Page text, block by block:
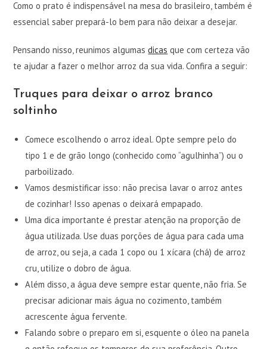
Como o prato é indispensável na mesa do brasileiro, também é
essencial saber prepará-lo bem para não deixar a desejar.
Pensando nisso, reunimos algumasdicas que com certeza vão
te ajudar a fazer o melhor arroz da sua vida. Confira a seguir:
Truques para deixar o arroz branco
soltinho
Comece escolhendo o arroz ideal. Opte sempre pelo do
tipo 1 e de grão longo (conhecido como “agulhinha”) ou o
parboilizado.
Vamos desmistificar isso: não precisa lavar o arroz antes
de cozinhar! Isso apenas o deixará empapado.
Uma dica importante é prestar atenção na proporção de
água utilizada. Use duas porções de água para cada uma
de arroz, ou seja, a cada 1 copo ou 1 xícara (chá) de arroz
cru, utilize o dobro de água.
Além disso, a água deve sempre estar quente, não fria. Se
precisar adicionar mais água no cozimento, também
acrescente água fervente.
Falando sobre o preparo em si, esquente o óleo na panela